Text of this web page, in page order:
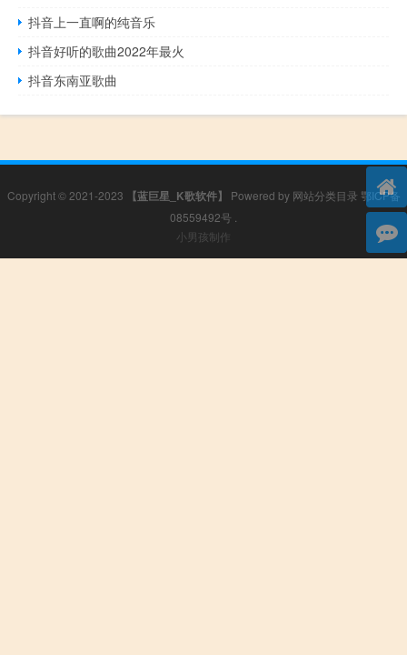
抖音上一直啊的纯音乐
抖音好听的歌曲2022年最火
抖音东南亚歌曲
Copyright © 2021-2023 【蓝巨星_K歌软件】 Powered by 网站分类目录 鄂ICP备
08559492号
小男孩制作